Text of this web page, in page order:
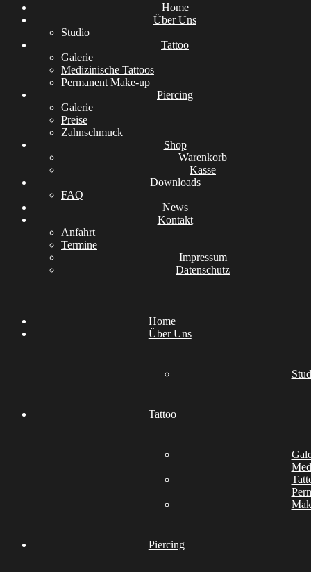
Home
Über Uns
Studio
Tattoo
Galerie
Medizinische Tattoos
Permanent Make-up
Piercing
Galerie
Preise
Zahnschmuck
Shop
Warenkorb
Kasse
Downloads
FAQ
News
Kontakt
Anfahrt
Termine
Impressum
Datenschutz
Home
Über Uns
Tattoo
Piercing